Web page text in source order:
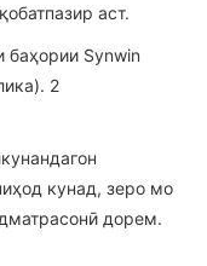
аст.
кунад, зеро мо
дорем.